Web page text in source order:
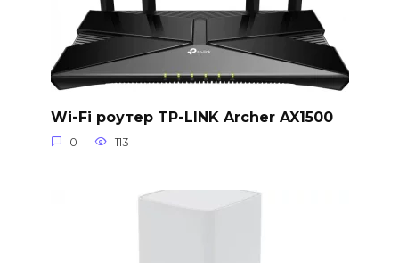
Wi-Fi роутер TP-LINK Archer AX1500
0 113